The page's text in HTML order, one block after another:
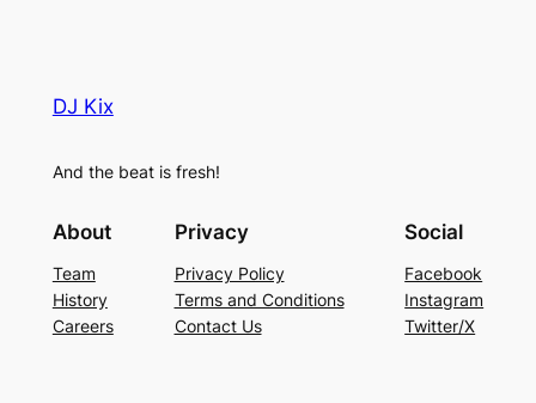
DJ Kix
And the beat is fresh!
About
Team
History
Careers
Privacy
Privacy Policy
Terms and Conditions
Contact Us
Social
Facebook
Instagram
Twitter/X